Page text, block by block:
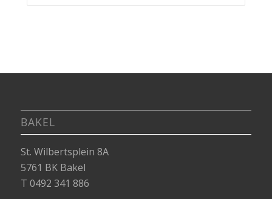
BAKEL
St. Wilbertsplein 8A
5761 BK Bakel
T 0492 341 886